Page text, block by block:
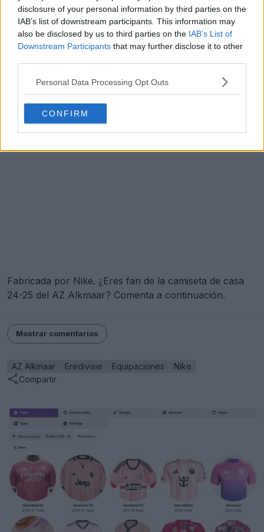
disclosure of your personal information by third parties on the
IAB’s list of downstream participants. This information may
also be disclosed by us to third parties on the IAB’s List of
Downstream Participants that may further disclose it to other
Personal Data Processing Opt Outs
CONFIRM
Fabricada por Nike. ¿Eres fan de la camiseta de casa
24-25 del AZ Alkmaar? Comenta a continuación.
Mostrar comentarios
AZ Alkmaar Eredivisie Equipaciones
Nike
Compartir